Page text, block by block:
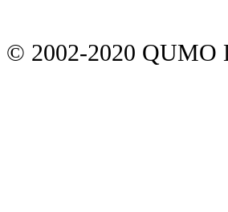
© 2002-2020 QUMO